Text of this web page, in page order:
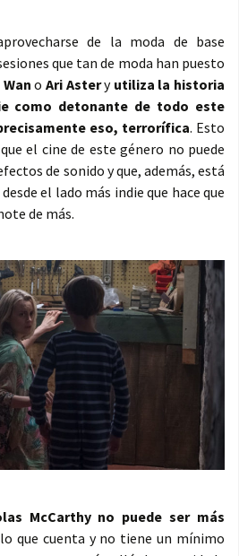
de la moda de base
que tan de moda han puesto
oAri Astery utiliza la historia
como detonante de todo este
eso, terrorífica. Esto
el cine de este género no puede
de sonido y que, además, está
el lado más indie que hace que
de más.
McCarthy no puede ser más
que cuenta y no tiene un mínimo